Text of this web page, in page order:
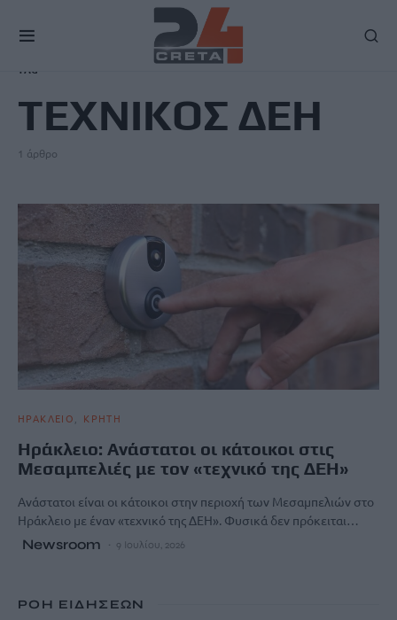
TAG
ΤΕΧΝΙΚΟΣ ΔΕΗ
1 άρθρο
ΗΡΑΚΛΕΙΟ ΚΡΗΤΗ
Ηράκλειο: Ανάστατοι οι κάτοικοι στις
Μεσαμπελιές με τον «τεχνικό της ΔΕΗ»
Ανάστατοι είναι οι κάτοικοι στην περιοχή των Μεσαμπελιών στο
Ηράκλειο με έναν «τεχνικό της ΔΕΗ». Φυσικά δεν πρόκειται…
Newsroom 9 Ιουλίου, 2026
ΡΟΗ ΕΙΔΗΣΕΩΝ